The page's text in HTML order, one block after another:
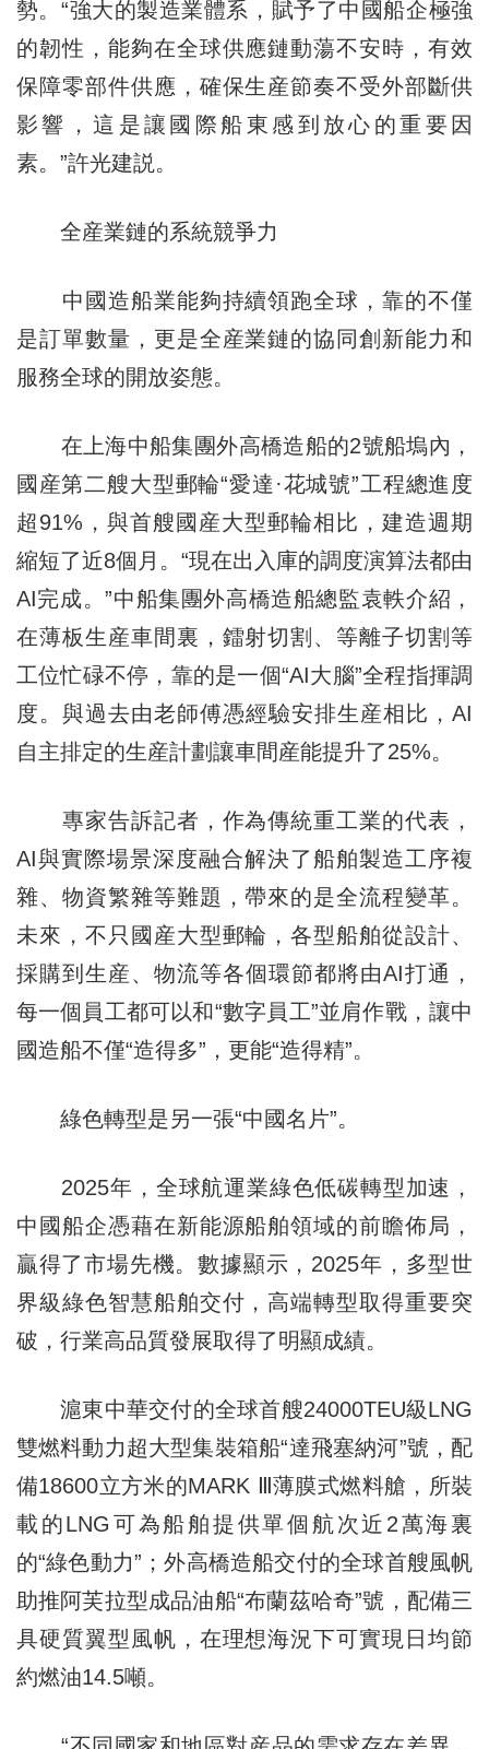
勢。“強大的製造業體系，賦予了中國船企極強
的韌性，能夠在全球供應鏈動蕩不安時，有效
保障零部件供應，確保生産節奏不受外部斷供
影響，這是讓國際船東感到放心的重要因
素。”許光建説。
全産業鏈的系統競爭力
中國造船業能夠持續領跑全球，靠的不僅
是訂單數量，更是全産業鏈的協同創新能力和
服務全球的開放姿態。
在上海中船集團外高橋造船的2號船塢內，
國産第二艘大型郵輪“愛達·花城號”工程總進度
超91%，與首艘國産大型郵輪相比，建造週期
縮短了近8個月。“現在出入庫的調度演算法都由
AI完成。”中船集團外高橋造船總監袁軼介紹，
在薄板生産車間裏，鐳射切割、等離子切割等
工位忙碌不停，靠的是一個“AI大腦”全程指揮調
度。與過去由老師傅憑經驗安排生産相比，AI
自主排定的生産計劃讓車間産能提升了25%。
專家告訴記者，作為傳統重工業的代表，
AI與實際場景深度融合解決了船舶製造工序複
雜、物資繁雜等難題，帶來的是全流程變革。
未來，不只國産大型郵輪，各型船舶從設計、
採購到生産、物流等各個環節都將由AI打通，
每一個員工都可以和“數字員工”並肩作戰，讓中
國造船不僅“造得多”，更能“造得精”。
綠色轉型是另一張“中國名片”。
2025年，全球航運業綠色低碳轉型加速，
中國船企憑藉在新能源船舶領域的前瞻佈局，
贏得了市場先機。數據顯示，2025年，多型世
界級綠色智慧船舶交付，高端轉型取得重要突
破，行業高品質發展取得了明顯成績。
滬東中華交付的全球首艘24000TEU級LNG
雙燃料動力超大型集裝箱船“達飛塞納河”號，配
備18600立方米的MARK Ⅲ薄膜式燃料艙，所裝
載的LNG可為船舶提供單個航次近2萬海裏
的“綠色動力”；外高橋造船交付的全球首艘風帆
助推阿芙拉型成品油船“布蘭茲哈奇”號，配備三
具硬質翼型風帆，在理想海況下可實現日均節
約燃油14.5噸。